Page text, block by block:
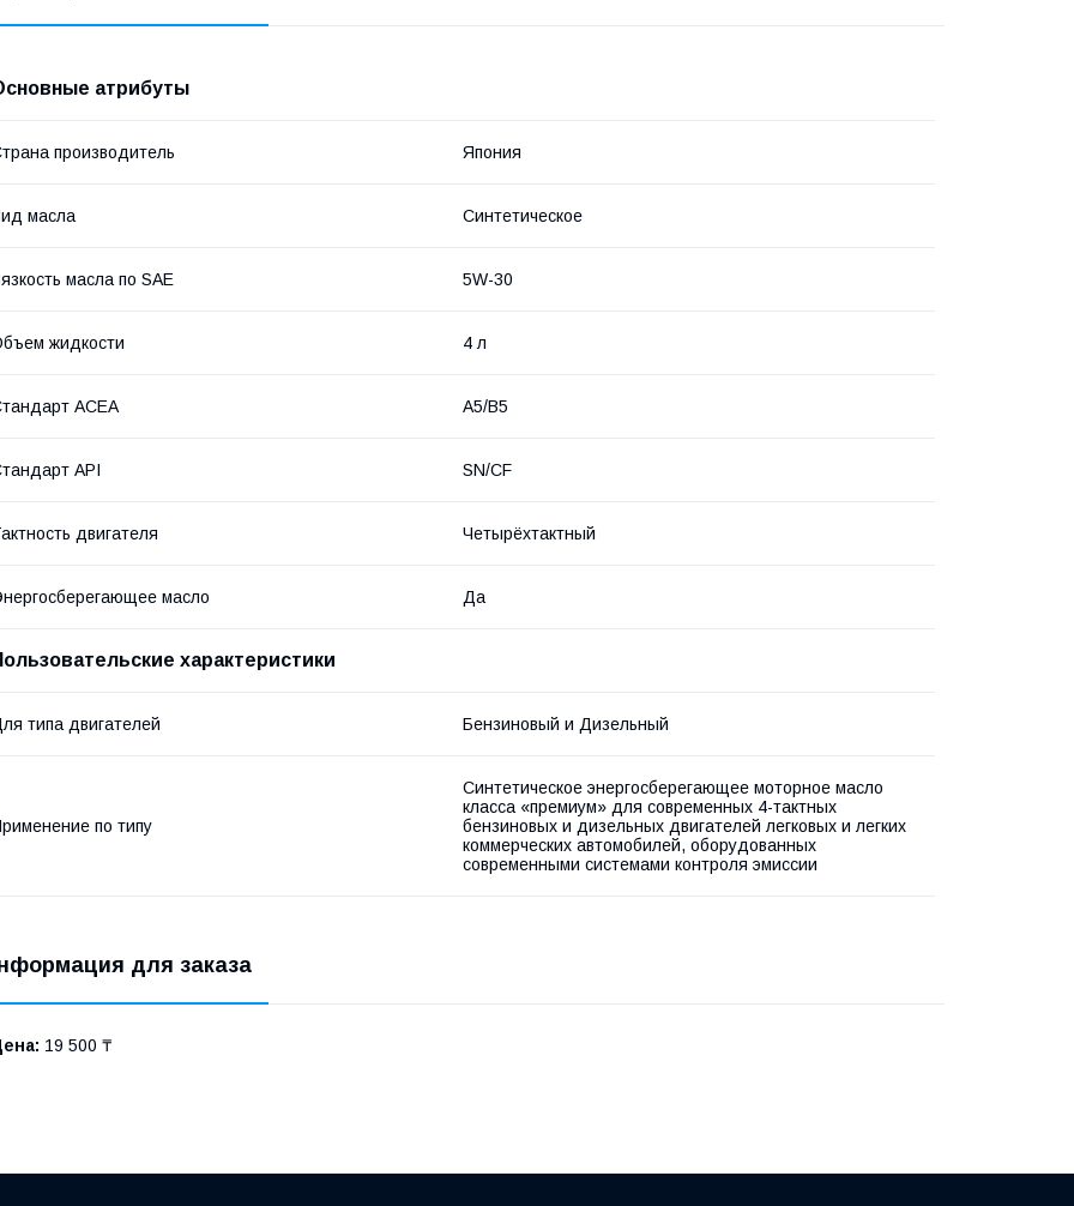
атрибуты
производитель Япония
масла Синтетическое
масла по SAE 5W-30
жидкости 4 л
ACEA A5/B5
API SN/CF
двигателя Четырёхтактный
масло Да
характеристики
типа двигателей Бензиновый и Дизельный
по типу
Синтетическое энергосберегающее моторное масло
класса «премиум» для современных 4-тактных
бензиновых и дизельных двигателей легковых и легких
коммерческих автомобилей, оборудованных
современными системами контроля эмиссии
для заказа
19 500 ₸